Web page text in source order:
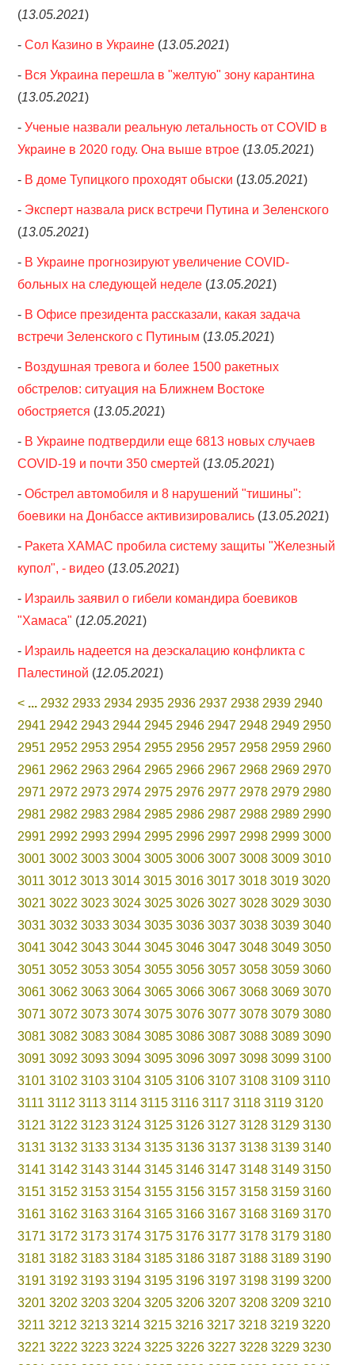
(13.05.2021)
-Сол Казино в Украине (13.05.2021)
- Вся Украина перешла в "желтую" зону карантина
(13.05.2021)
-Ученые назвали реальную летальность от COVID в
Украине в 2020 году. Она выше втрое (13.05.2021)
- В доме Тупицкого проходят обыски (13.05.2021)
- Эксперт назвала риск встречи Путина и Зеленского
(13.05.2021)
- В Украине прогнозируют увеличение COVID-
больных на следующей неделе (13.05.2021)
- В Офисе президента рассказали, какая задача
встречи Зеленского с Путиным (13.05.2021)
- Воздушная тревога и более 1500 ракетных
обстрелов: ситуация на Ближнем Востоке
обостряется (13.05.2021)
- В Украине подтвердили еще 6813 новых случаев
COVID-19 и почти 350 смертей (13.05.2021)
-Обстрел автомобиля и 8 нарушений "тишины":
боевики на Донбассе активизировались (13.05.2021)
- Ракета ХАМАС пробила систему защиты "Железный
купол", - видео (13.05.2021)
- Израиль заявил о гибели командира боевиков
"Хамаса" (12.05.2021)
- Израиль надеется на деэскалацию конфликта с
Палестиной (12.05.2021)
< ... 2932 2933 2934 2935 2936 2937 2938 2939 2940
2941 2942 2943 2944 2945 2946 2947 2948 2949 2950
2951 2952 2953 2954 2955 2956 2957 2958 2959 2960
2961 2962 2963 2964 2965 2966 2967 2968 2969 2970
2971 2972 2973 2974 2975 2976 2977 2978 2979 2980
2981 2982 2983 2984 2985 2986 2987 2988 2989 2990
2991 2992 2993 2994 2995 2996 2997 2998 2999 3000
3001 3002 3003 3004 3005 3006 3007 3008 3009 3010
3011 3012 3013 3014 3015 3016 3017 3018 3019 3020
3021 3022 3023 3024 3025 3026 3027 3028 3029 3030
3031 3032 3033 3034 3035 3036 3037 3038 3039 3040
3041 3042 3043 3044 3045 3046 3047 3048 3049 3050
3051 3052 3053 3054 3055 3056 3057 3058 3059 3060
3061 3062 3063 3064 3065 3066 3067 3068 3069 3070
3071 3072 3073 3074 3075 3076 3077 3078 3079 3080
3081 3082 3083 3084 3085 3086 3087 3088 3089 3090
3091 3092 3093 3094 3095 3096 3097 3098 3099 3100
3101 3102 3103 3104 3105 3106 3107 3108 3109 3110
3111 3112 3113 3114 3115 3116 3117 3118 3119 3120
3121 3122 3123 3124 3125 3126 3127 3128 3129 3130
3131 3132 3133 3134 3135 3136 3137 3138 3139 3140
3141 3142 3143 3144 3145 3146 3147 3148 3149 3150
3151 3152 3153 3154 3155 3156 3157 3158 3159 3160
3161 3162 3163 3164 3165 3166 3167 3168 3169 3170
3171 3172 3173 3174 3175 3176 3177 3178 3179 3180
3181 3182 3183 3184 3185 3186 3187 3188 3189 3190
3191 3192 3193 3194 3195 3196 3197 3198 3199 3200
3201 3202 3203 3204 3205 3206 3207 3208 3209 3210
3211 3212 3213 3214 3215 3216 3217 3218 3219 3220
3221 3222 3223 3224 3225 3226 3227 3228 3229 3230